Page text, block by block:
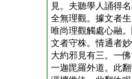
見。夫聽學人誦得
全無理觀。據文者
唯尚理觀觸處心融
文者守株。情通者
大約邪見有三。一
一迦毘羅外道。此